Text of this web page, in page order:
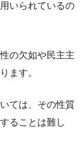
いられているの
の欠如や民主主
ます。
ては、その性質
ることは難し